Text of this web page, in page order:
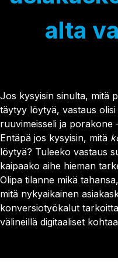
Conversion Analytics
Company Identification
Source Insights
Visitor Tracking
Journey Insights
Campaign Insights
AJANKOHTAISTA
Olemme nyt Leadoo AI
Testit & laskurit
KUMPPANUUS & URA
Kumppanuusalta
Jos kysyisin sinulta, mitä
täytyy löytyä, vastaus
ruuvimeisseli ja porakone
Entäpä jos kysyisin, mitä
löytyä? Tuleeko vastaus
kaipaako aihe hieman
Olipa tilanne mikä
mitä nykyaikainen
konversiotyökalut
välineillä digitaaliset